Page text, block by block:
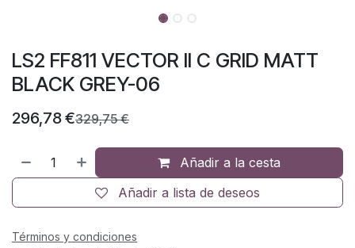
LS2 FF811 VECTOR II C GRID MATT
BLACK GREY-06
296,78€329,75€
Añadir a la cesta
Añadir a lista de deseos
Términos y condiciones